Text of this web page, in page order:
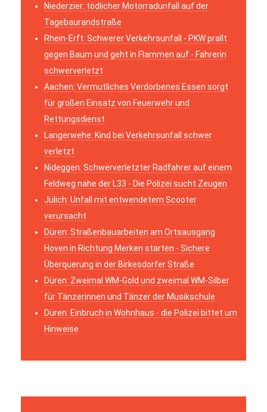
Niederzier: tödlicher Motorradunfall auf der
Tagebaurandstraße
Rhein-Erft: Schwerer Verkehrsunfall - PKW prallt
gegen Baum und geht in Flammen auf - Fahrerin
schwerverletzt
Aachen: Vermutliches Verdorbenes Essen sorgt
für großen Einsatz von Feuerwehr und
Rettungsdienst
Langerwehe: Kind bei Verkehrsunfall schwer
verletzt
Nideggen: Schwerverletzter Radfahrer auf einem
Feldweg nahe der L33 - Die Polizei sucht Zeugen
Jülich: Unfall mit entwendetem Scooter
verursacht
Düren: Straßenbauarbeiten am Ortsausgang
Hoven in Richtung Merken starten - Sichere
Überquerung in der Birkesdorfer Straße
Düren: Zweimal WM-Gold und zweimal WM-Silber
für Tänzerinnen und Tänzer der Musikschule
Düren: Einbruch in Wohnhaus - die Polizei bittet um
Hinweise